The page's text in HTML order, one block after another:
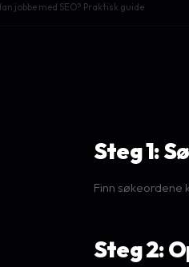
jobbe med SEO? Praktisk guide
Steg 1:
Finn søkeordene
Steg 2: